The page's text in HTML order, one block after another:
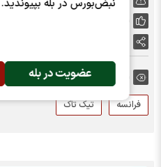
نبض‌بورس در بله بپیوندید.
عضویت در بله
فرانسه تیک تاک